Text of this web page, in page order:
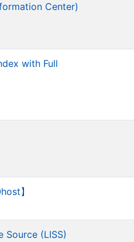
Center)
with Full
】
Source (LISS)